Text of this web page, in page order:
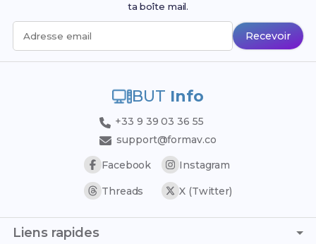
ta boîte mail.
Adresse email Recevoir
BUT Info
+33 9 39 03 36 55
support@formav.co
Facebook
Instagram
Threads X (Twitter)
Liens rapides